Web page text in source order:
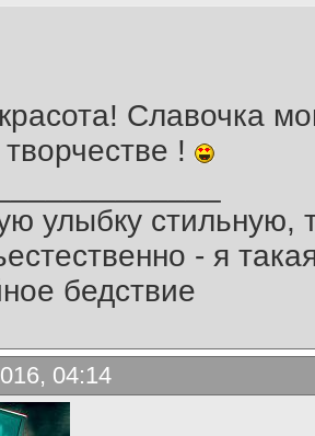
Славочка
!
улыбку стильную,
- я
бедствие
04:14